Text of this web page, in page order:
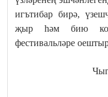
игътибар бирә,
җыр һәм бию
фестивальләре